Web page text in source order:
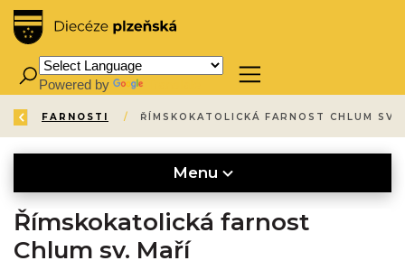
Powered by
ZPĚT
ÚVOD /
KATALOG /
FARNOSTI /
Menu
Římskokatolická farnost
Chlum sv. Maří